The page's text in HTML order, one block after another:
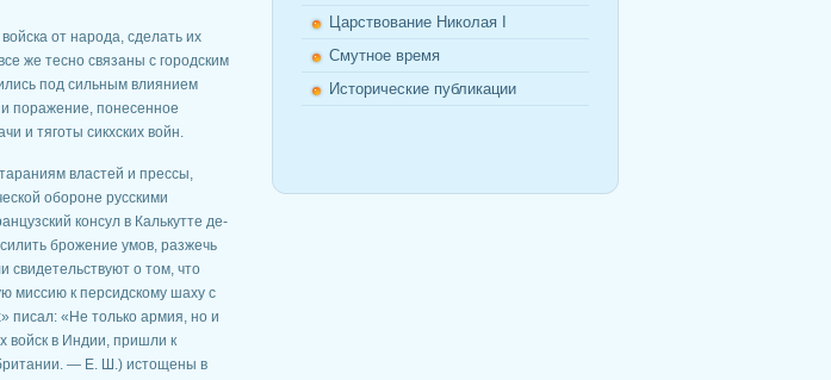
от народа, сделать их
же тесно связаны с городским
под сильным влиянием
и поражение, понесенное
и тяготы сикхских войн.
властей и прессы,
обороне русскими
консул в Калькутте де-
брожение умов, разжечь
о том, что
миссию к персидскому шаху с
писал: «Не только армия, но и
войск в Индии, пришли к
— Е. Ш.) истощены в
Царствование Николая I
Смутное время
Исторические публикации